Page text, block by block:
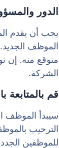
الدور
يجب أن يقدم
الموظف
متوقع منه. إن
الشركة.
قم بالمتابعة
سيبدأ الموظف
الترحيب
للموظفين